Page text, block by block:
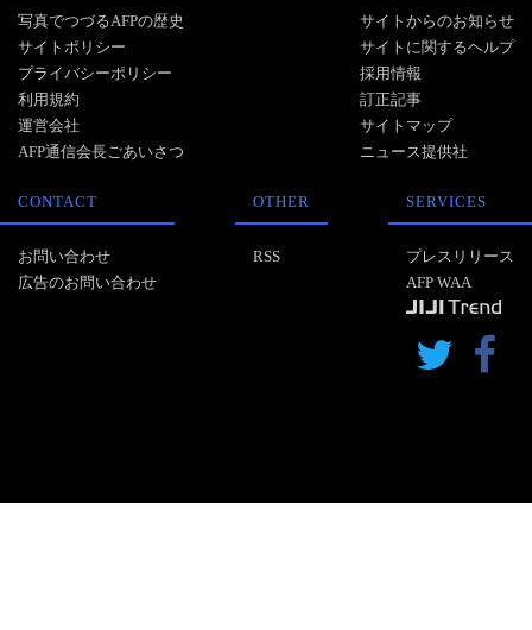
写真でつづるAFPの歴史
サイトポリシー
プライバシーポリシー
利用規約
運営会社
AFP通信会長ごあいさつ
サイトからのお知らせ
サイトに関するヘルプ
採用情報
訂正記事
サイトマップ
ニュース提供社
CONTACT
お問い合わせ
広告のお問い合わせ
OTHER
RSS
SERVICES
プレスリリース
AFP WAA